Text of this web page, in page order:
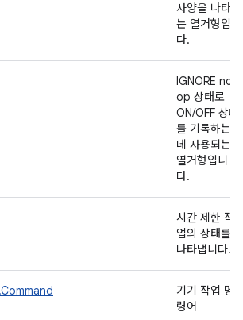
사양을 나타내
는 열거형입니
다.
IGNORE no-
op 상태로
ON/OFF 상태
를 기록하는
데 사용되는
열거형입니
다.
시간 제한 작
업의 상태를
나타냅니다.
기기 작업 명
령어